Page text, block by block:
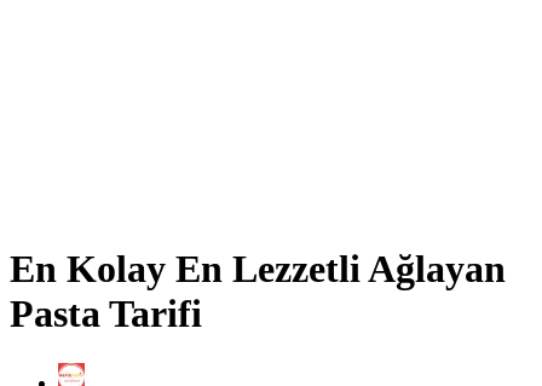
En Kolay En Lezzetli Ağlayan
Pasta Tarifi